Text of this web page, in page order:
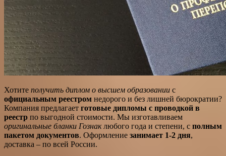
Хотите получить диплом о высшем образовании с
официальным реестром недорого и без лишней бюрократии?
Компания предлагает готовые дипломы с проводкой в
реестр по выгодной стоимости. Мы изготавливаем
оригинальные бланки Гознаклюбого года и степени, с полным
пакетом документов. Оформление занимает 1-2 дня,
доставка – по всей России.